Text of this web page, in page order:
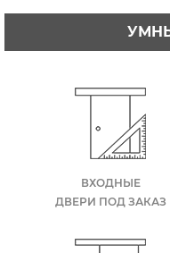
ВХОДНЫЕ
ДВЕРИ ПОД ЗАКАЗ